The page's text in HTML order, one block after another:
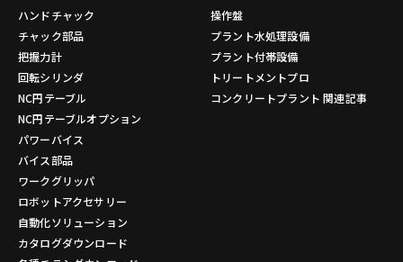
ハンドチャック
チャック部品
把握力計
回転シリンダ
NC円テーブル
NC円テーブルオプション
パワーバイス
バイス部品
ワークグリッパ
ロボットアクセサリー
自動化ソリューション
カタログダウンロード
操作盤
プラント水処理設備
プラント付帯設備
トリートメントプロ
コンクリートプラント 関連記事